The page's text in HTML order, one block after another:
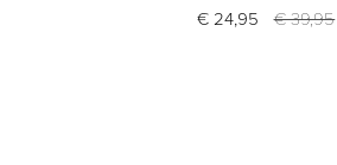
€ 24,95 € 39,95